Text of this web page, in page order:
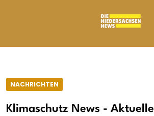
NACHRICHTEN
Klimaschutz News - Aktuelle